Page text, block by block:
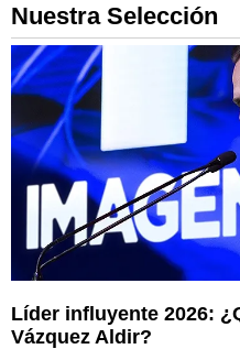
Nuestra Selección
Líder influyente 2026:
Vázquez Aldir?